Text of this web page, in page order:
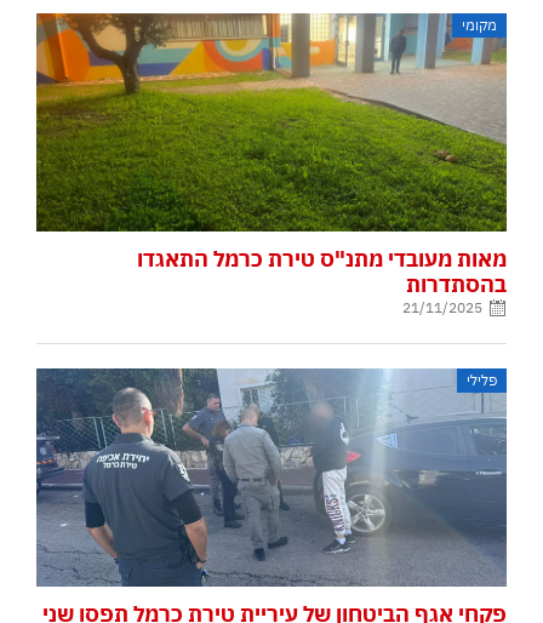
מקומי
מאות מעובדי מתנ"ס טירת כרמל התאגדו
בהסתדרות
21/11/2025
פלילי
פקחי אגף הביטחון של עיריית טירת כרמל תפסו שני